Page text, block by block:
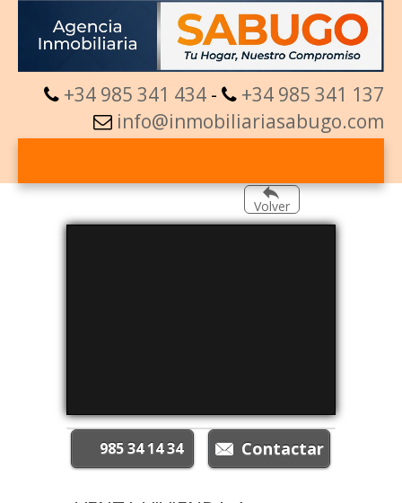
+34 985 341 434 -
+34 985 341 137
info@inmobiliariasabugo.com
Volver
985 34 14 34